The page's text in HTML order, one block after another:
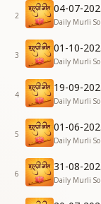
[VERSE 1]
चुने हुए नसीबों वाले,
प्रभु के दिल में रहते हैं।
साँस उसी के नाम
मेरा बाबा कहते हैं।
Those with
Forever in
Their every
Calling Him,
नज़रों में समाया है
जीवन उसपर अर्पण
बाबा तेरी श्रीमत पर
2
04-07-
Daily Murli
3
Daily Murli
4
19-09-
Daily Murli
5
01-06-
Daily Murli
6
Daily Murli